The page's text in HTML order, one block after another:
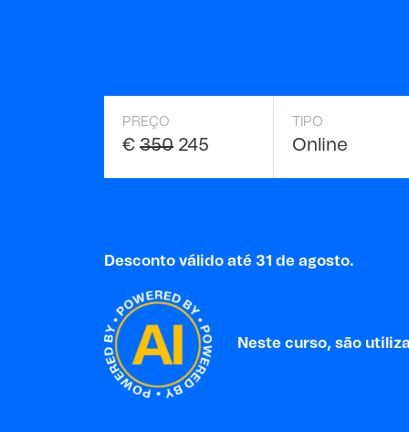
PREÇO
€ 350 245
TIPO
Online
Desconto válido até 31 de agosto.
Neste curso, são